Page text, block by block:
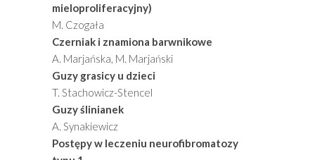
mieloproliferacyjny)
M. Czogała
Czerniak i znamiona barwnikowe
A. Marjańska, M. Marjański
Guzy grasicy u dzieci
T. Stachowicz-Stencel
Guzy ślinianek
A. Synakiewicz
Postępy w leczeniu neurofibromatozy